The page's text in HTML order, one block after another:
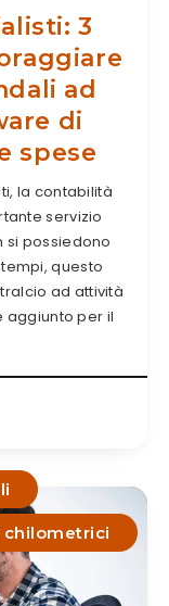
3
ad
di
spese
la contabilità
servizio
si possiedono
questo
ad attività
aggiunto per il
chilometrici